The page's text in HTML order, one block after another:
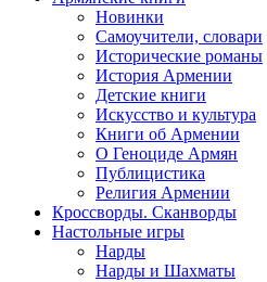
Новинки
Самоучители, словари
Исторические романы
История Армении
Детские книги
Иcкусство и культура
Книги об Армении
О Геноциде Армян
Публицистика
Религия Армении
Кроссворды. Сканворды
Настольные игры
Нарды
Нарды и Шахматы